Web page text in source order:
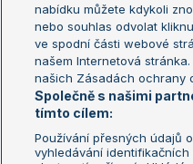
Aktualní trendy
Fotbalové přestupy
Livesport Daily
LS Prague Open
nabídku můžete kdykoli
nebo souhlas odvolat
ve spodní části webové
našem Internetová
našich Zásadách ochrany
Společně s našimi
tímto cílem:
Používání přesných údajů
vyhledávání